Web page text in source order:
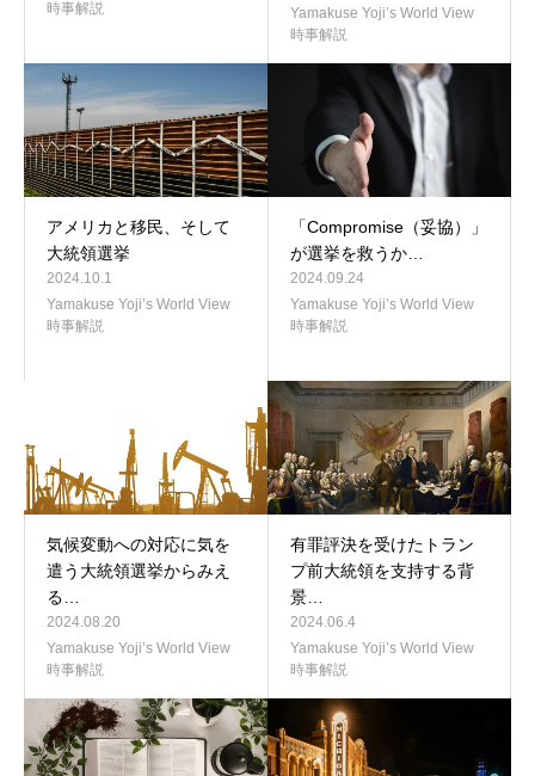
時事解説
Yamakuse Yoji’s World View
時事解説
アメリカと移民、そして
大統領選挙
2024.10.1
Yamakuse Yoji’s World View
時事解説
「Compromise（妥協）」
が選挙を救うか…
2024.09.24
Yamakuse Yoji’s World View
時事解説
気候変動への対応に気を
遣う大統領選挙からみえ
る…
2024.08.20
Yamakuse Yoji’s World View
時事解説
有罪評決を受けたトラン
プ前大統領を支持する背
景…
2024.06.4
Yamakuse Yoji’s World View
時事解説